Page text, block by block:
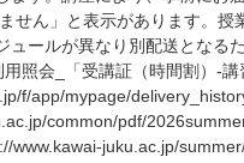
ん」と表示があります。授
ールが異なり別配送となる
照会_「受講証（時間割）-
f/app/mypage/
common/pdf/
www.kawai-juku.ac.jp/